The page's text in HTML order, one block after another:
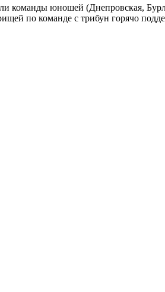
команды юношей (Днепровская,
по команде с трибун горячо